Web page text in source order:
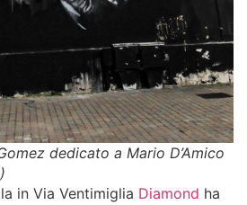
dedicato a Mario D’Amico
in Via Ventimiglia Diamond ha